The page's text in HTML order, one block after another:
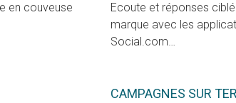
en couveuse
Ecoute et réponses
marque avec les
Social.com…
CAMPAGNES SUR